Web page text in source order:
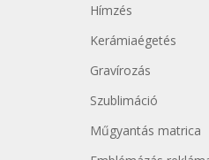
Hímzés
Kerámiaégetés
Gravírozás
Szublimáció
Műgyantás matrica